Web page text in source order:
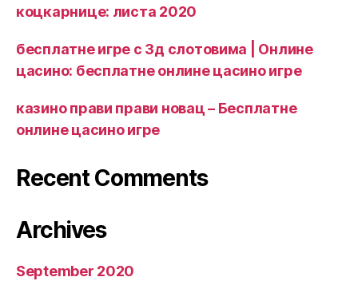
коцкарнице: листа 2020
бесплатне игре с 3д слотовима | Онлине
цасино: бесплатне онлине цасино игре
казино прави прави новац – Бесплатне
онлине цасино игре
Recent Comments
Archives
September 2020